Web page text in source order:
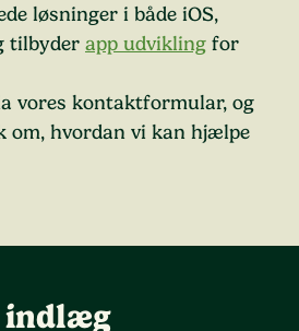
løsninger i både iOS,
tilbyder app udvikling for
vores kontaktformular, og
om, hvordan vi kan hjælpe
indlæg